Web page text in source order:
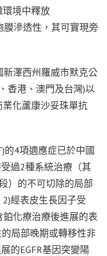
環境中釋放
膜滲透性，其可實現旁
澤西州羅威市默克公
香港、澳門及台灣)以
化蘆康沙妥珠單抗
的4項適應症已於中國
過2種系統治療（其
）的不可切除的局部
經表皮生長因子受
鉑化療治療後進展的表
局部晚期或轉移性非
的EGFR基因突變陽